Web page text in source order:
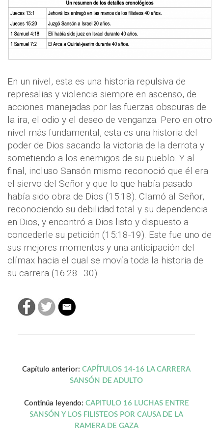
En un nivel, esta es una historia repulsiva de
represalias y violencia siempre en ascenso, de
acciones manejadas por las fuerzas obscuras de
la ira, el odio y el deseo de venganza. Pero en otro
nivel más fundamental, esta es una historia del
poder de Dios sacando la victoria de la derrota y
sometiendo a los enemigos de su pueblo. Y al
final, incluso Sansón mismo reconoció que él era
el siervo del Señor y que lo que había pasado
había sido obra de Dios (15:18). Clamó al Señor,
reconociendo su debilidad total y su dependencia
en Dios, y encontró a Dios listo y dispuesto a
concederle su petición (15:18-19). Este fue uno de
sus mejores momentos y una anticipación del
clímax hacia el cual se movía toda la historia de
su carrera (16:28–30).
Capítulo anterior: CAPÍTULOS 14-16 LA CARRERA
SANSÓN DE ADULTO
Continúa leyendo: CAPITULO 16 LUCHAS ENTRE
SANSÓN Y LOS FILISTEOS POR CAUSA DE LA
RAMERA DE GAZA